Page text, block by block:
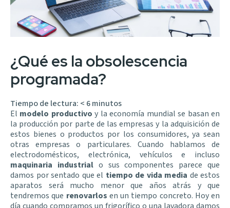
¿Qué es la obsolescencia
programada?
Tiempo de lectura: < 6minutos
El modelo productivo y la economía mundial se basan en
la producción por parte de las empresas y la adquisición de
estos bienes o productos por los consumidores, ya sean
otras empresas o particulares. Cuando hablamos de
electrodomésticos, electrónica, vehículos e incluso
maquinaria industrialo sus componentes parece que
damos por sentado que el tiempo de vida media de estos
aparatos será mucho menor que años atrás y que
tendremos que renovarlos en un tiempo concreto. Hoy en